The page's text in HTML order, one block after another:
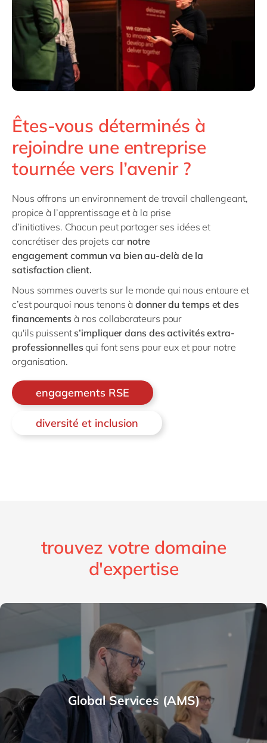
Êtes-vous déterminés à
rejoindre une entreprise
tournée vers l’avenir ?
Nous offrons un environnement de travail challengeant,
propice à l’apprentissage et à la prise
d’initiatives. Chacun peut partager ses idées et
concrétiser des projets car notre
engagement commun va bien au-delà de la
satisfaction client.
Nous sommes ouverts surle monde qui nous entoure et
c’est pourquoi noustenons àdonnerdu tempset des
financements à nos collaborateurs pour
qu'ils puissent s’impliquer dans desactivités extra-
professionnellesqui font sens poureux et pour notre
organisation.
engagements RSE
diversité et inclusion
trouvez votre domaine
d'expertise
Global Services (AMS)